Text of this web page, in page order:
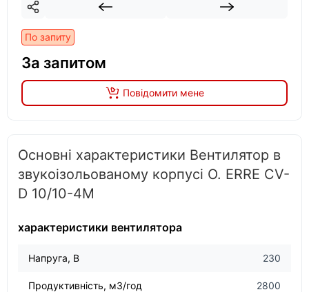
По запиту
За запитом
Повідомити мене
Основні характеристики Вентилятор в
звукоізольованому корпусі O. ERRE CV-
D 10/10-4M
характеристики вентилятора
Напруга, В 230
Продуктивність, м3/год 2800